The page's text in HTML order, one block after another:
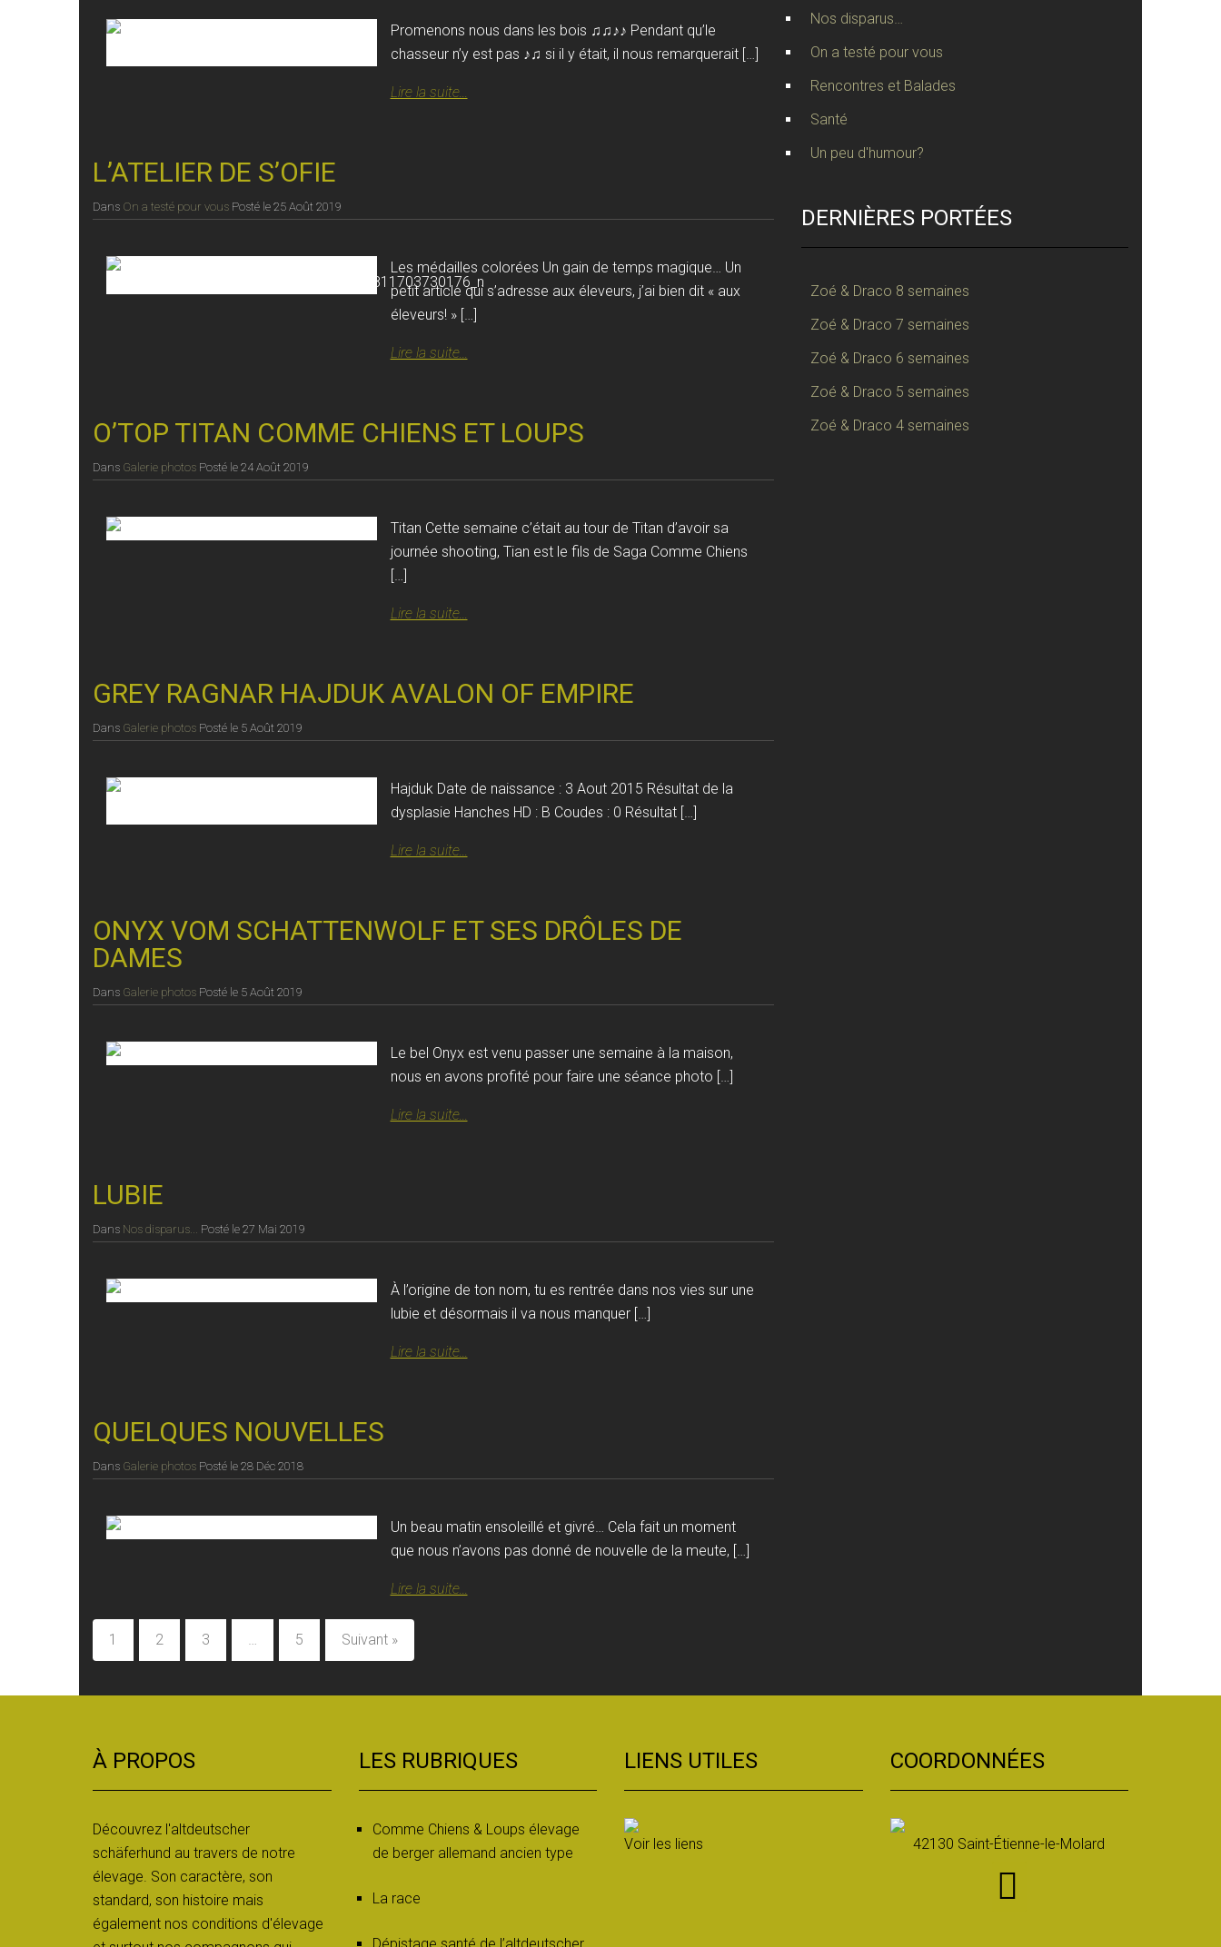
Promenons nous dans les bois ♫♫♪♪ Pendant qu’le
chasseur n’y est pas ♪♫ si il y était, il nous remarquerait […]
Lire la suite...
L’ATELIER DE S’OFIE
Dans On a testé pour vous Posté le 25 Août 2019
Les médailles colorées Un gain de temps magique… Un
petit article qui s’adresse aux éleveurs, j’ai bien dit « aux
éleveurs! » […]
Lire la suite...
O’TOP TITAN COMME CHIENS ET LOUPS
Dans Galerie photos Posté le 24 Août 2019
Titan Cette semaine c’était au tour de Titan d’avoir sa
journée shooting, Tian est le fils de Saga Comme Chiens
[…]
Lire la suite...
GREY RAGNAR HAJDUK AVALON OF EMPIRE
Dans Galerie photos Posté le 5 Août 2019
Hajduk Date de naissance : 3 Aout 2015 Résultat de la
dysplasie Hanches HD : B Coudes : 0 Résultat […]
Lire la suite...
ONYX VOM SCHATTENWOLF ET SES DRÔLES DE
DAMES
Dans Galerie photos Posté le 5 Août 2019
Le bel Onyx est venu passer une semaine à la maison,
nous en avons profité pour faire une séance photo […]
Lire la suite...
LUBIE
Dans Nos disparus... Posté le 27 Mai 2019
À l’origine de ton nom, tu es rentrée dans nos vies sur une
lubie et désormais il va nous manquer […]
Lire la suite...
QUELQUES NOUVELLES
Dans Galerie photos Posté le 28 Déc 2018
Un beau matin ensoleillé et givré… Cela fait un moment
que nous n’avons pas donné de nouvelle de la meute, […]
Lire la suite...
1 2 3 5 Suivant »
Nos disparus…
On a testé pour vous
Rencontres et Balades
Santé
Un peu d'humour?
DERNIÈRES PORTÉES
Zoé & Draco 8 semaines
Zoé & Draco 7 semaines
Zoé & Draco 6 semaines
Zoé & Draco 5 semaines
Zoé & Draco 4 semaines
À PROPOS
Découvrez l'altdeutscher
schäferhund au travers de notre
élevage. Son caractère, son
standard, son histoire mais
également nos conditions d'élevage
LES RUBRIQUES
Comme Chiens & Loups élevage
de berger allemand ancien type
La race
Dépistage santé de l’altdeutscher
LIENS UTILES
Voir les liens
COORDONNÉES
42130 Saint-Étienne-le-Molard